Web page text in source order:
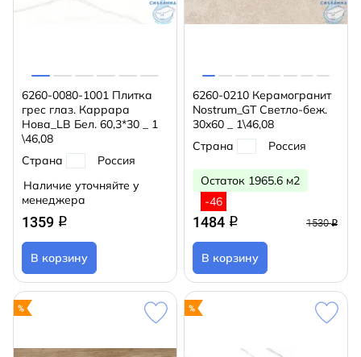
6260-0080-1001 Плитка
грес глаз. Каррара
Нова_LB Бел. 60,3*30 _ 1
\46,08
Страна
Россия
Наличие уточняйте у
менеджера
1359 q
В корзину
6260-0210 Керамогранит
Nostrum_GT Светло-беж.
30x60 _ 1\46,08
Страна
Россия
Остаток 1965.6 м2
-46
1484 q 1530q
В корзину